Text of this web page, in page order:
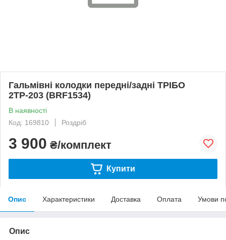
Гальмівні колодки передні/задні ТРІБО
2ТР-203 (BRF1534)
В наявності
Код: 169810
Роздріб
3 900 ₴/комплект
Купити
Опис Характеристики Доставка Оплата Умови
Опис